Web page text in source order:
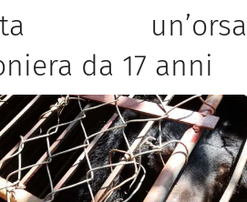
un’orsa
da 17 anni